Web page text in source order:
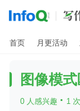
首页 月更活动
图像模
0 人感兴趣 · 1